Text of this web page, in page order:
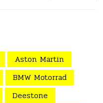
Aston Martin
BMW Motorrad
Deestone